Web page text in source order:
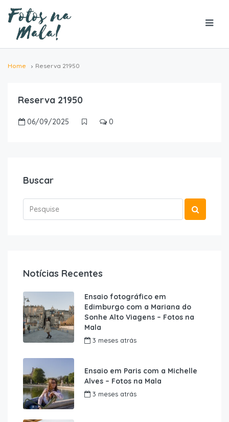
Home Reserva 21950
Reserva 21950
06/09/2025 0
Buscar
Notícias Recentes
Ensaio fotográfico em
Edimburgo com a Mariana do
Sonhe Alto Viagens – Fotos na
Mala
3 meses atrás
Ensaio em Paris com a Michelle
Alves – Fotos na Mala
3 meses atrás